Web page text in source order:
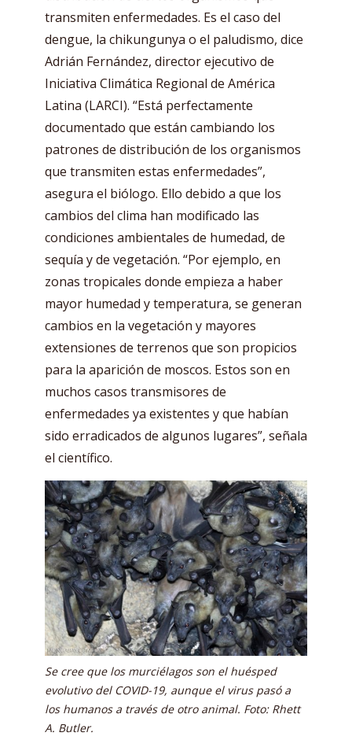
transmiten enfermedades. Es el caso del
dengue, la chikungunya o el paludismo, dice
Adrián Fernández, director ejecutivo de
Iniciativa Climática Regional de América
Latina (LARCI). “Está perfectamente
documentado que están cambiando los
patrones de distribución de los organismos
que transmiten estas enfermedades”,
asegura el biólogo. Ello debido a que los
cambios del clima han modificado las
condiciones ambientales de humedad, de
sequía y de vegetación. “Por ejemplo, en
zonas tropicales donde empieza a haber
mayor humedad y temperatura, se generan
cambios en la vegetación y mayores
extensiones de terrenos que son propicios
para la aparición de moscos. Estos son en
muchos casos transmisores de
enfermedades ya existentes y que habían
sido erradicados de algunos lugares”, señala
el científico.
Se cree que los murciélagos son el huésped
evolutivo del COVID-19, aunque el virus pasó a
los humanos a través de otro animal. Foto: Rhett
A. Butler.